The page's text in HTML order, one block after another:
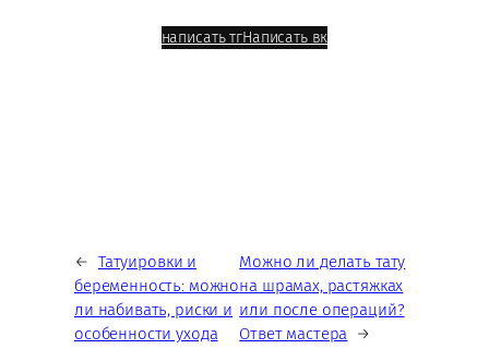
написать тгНаписать вк
← Татуировки и
беременность: можно
ли набивать, риски и
особенности ухода
Можно ли делать тату
на шрамах, растяжках
или после операций?
Ответ мастера
→